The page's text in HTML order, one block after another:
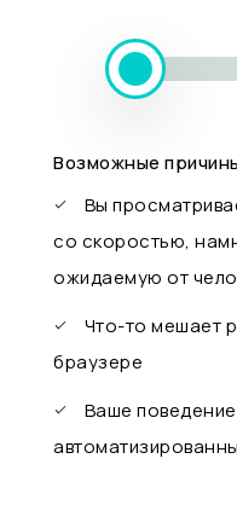
Возможные
Вы
со скоростью,
ожидаемую от
Что-то мешает
браузере
Ваше